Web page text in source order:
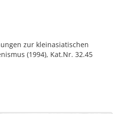
zur kleinasiatischen
(1994), Kat.Nr. 32.45